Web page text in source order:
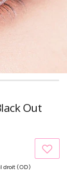
Out
droit (OD)